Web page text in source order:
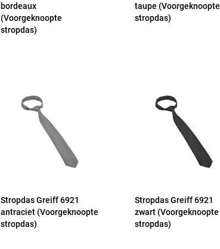
bordeaux
(Voorgeknoopte
stropdas)
taupe (Voorgeknoopte
stropdas)
Stropdas Greiff 6921
antraciet (Voorgeknoopte
stropdas)
Stropdas Greiff 6921
zwart (Voorgeknoopte
stropdas)